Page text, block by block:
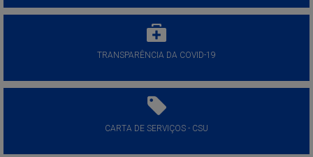
TRANSPARÊNCIA DA COVID-19
CARTA DE SERVIÇOS - CSU